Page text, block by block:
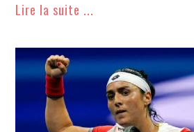
Lire la suite ...